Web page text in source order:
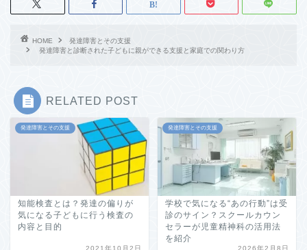
HOME
発達障害とその支援
発達障害と診断された子どもに親ができる支援と家庭での関わり方
RELATED POST
発達障害とその支援
知能検査とは？発達の偏りが
気になる子どもに行う検査の
内容と目的
2021年10月2日
発達障害とその支援
学校で気になる“あの行動”は受
診のサイン？スクールカウン
セラーが児童精神科の活用法
を紹介
2026年2月8日